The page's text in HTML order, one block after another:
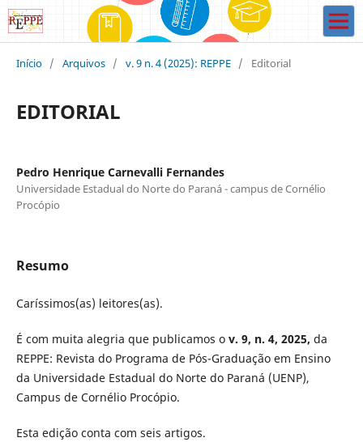
Início / Arquivos / v. 9 n. 4 (2025): REPPE / Editorial
EDITORIAL
Pedro Henrique Carnevalli Fernandes
Universidade Estadual do Norte do Paraná - campus de Cornélio
Procópio
Resumo
Caríssimos(as) leitores(as).
É com muita alegria que publicamos o v. 9, n. 4, 2025, da
REPPE: Revista do Programa de Pós-Graduação em Ensino
da Universidade Estadual do Norte do Paraná (UENP),
Campus de Cornélio Procópio.
Esta edição conta com seis artigos.